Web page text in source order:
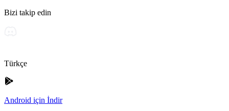
Bizi takip edin
Türkçe
Android için İndir